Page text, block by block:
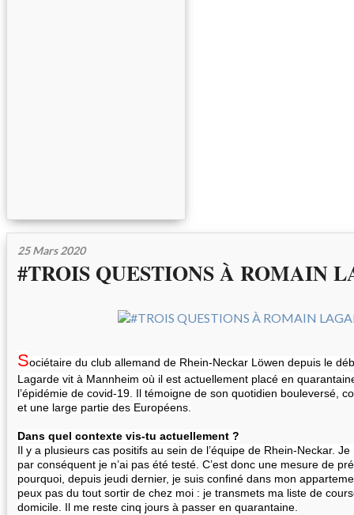
25 Mars 2020
#TROIS QUESTIONS À ROMAIN
Sociétaire du club allemand de Rhein-Neckar Löwen depuis le
Lagarde vit à Mannheim où il est actuellement placé en
l’épidémie de covid-19. Il témoigne de son quotidien bouleversé,
et une large partie des Européens.
Dans quel contexte vis-tu actuellement ?
Il y a plusieurs cas positifs au sein de l’équipe de Rhein-Neckar. Je
par conséquent je n’ai pas été testé. C’est donc une mesure de
pourquoi, depuis jeudi dernier, je suis confiné dans mon
peux pas du tout sortir de chez moi : je transmets ma liste de
domicile. Il me reste cinq jours à passer en quarantaine.